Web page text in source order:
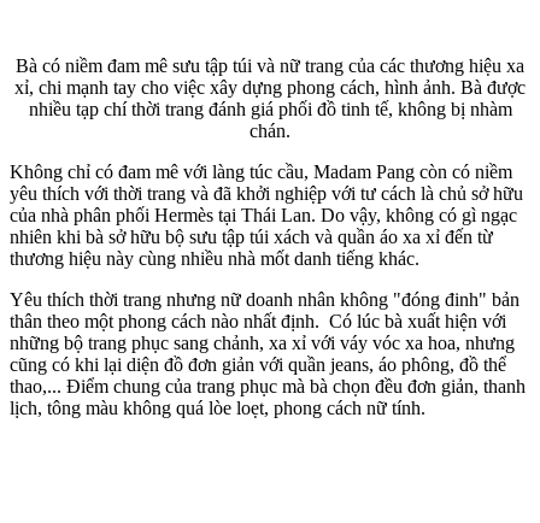
Bà có niềm đam mê sưu tập túi và nữ trang của các thương hiệu xa
xỉ, chi mạnh tay cho việc xây dựng phong cách, hình ảnh. Bà được
nhiều tạp chí thời trang đánh giá phối đồ tinh tế, không bị nhàm
chán.
Không chỉ có đam mê với làng túc cầu, Madam Pang còn có niềm
yêu thích với thời trang và đã khởi nghiệp với tư cách là chủ sở hữu
của nhà phân phối Hermès tại Thái Lan. Do vậy, không có gì ngạc
nhiên khi bà sở hữu bộ sưu tập túi xách và quần áo xa xỉ đến từ
thương hiệu này cùng nhiều nhà mốt danh tiếng khác.
Yêu thích thời trang nhưng nữ doanh nhân không "đóng đinh" bản
thân theo một phong cách nào nhất định. Có lúc bà xuất hiện với
những bộ trang phục sang chảnh, xa xỉ với váy vóc xa hoa, nhưng
cũng có khi lại diện đồ đơn giản với quần jeans, áo phông, đồ thể
thao,... Điểm chung của trang phục mà bà chọn đều đơn giản, thanh
lịch, tông màu không quá lòe loẹt, phong cách nữ tính.